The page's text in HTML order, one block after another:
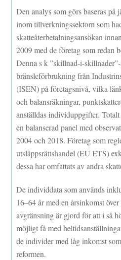
Den analys som görs baseras på
inom tillverkningssektorn som
skatteåterbetalningsansökan
2009 med de företag som redan
Denna s k ”skillnad-i-
bränsleförbrukning från
(ISEN) på företagsnivå, vilka
och balansräkningar,
anställdas individuppgifter.
en balanserad panel med
2004 och 2018. Företag som
utsläppsrättshandel (EU ETS)
dessa har omfattats av andra
De individdata som används
16–64 år med en årsinkomst
avgränsning är gjord för att i så
möjligt få med
de individer med låg inkomst
reformen.